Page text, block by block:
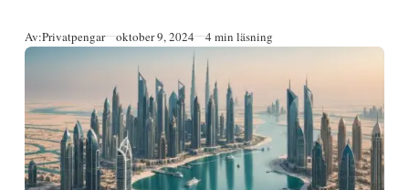
avgifter – läs mer
nu!
Av:Privatpengar Publicerad
oktober 9, 2024 4 min läsning